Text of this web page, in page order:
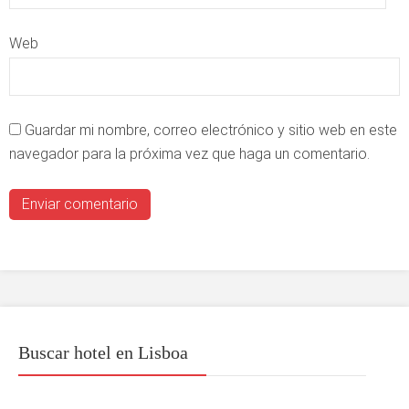
Web
Guardar mi nombre, correo electrónico y sitio web en este
navegador para la próxima vez que haga un comentario.
Buscar hotel en Lisboa